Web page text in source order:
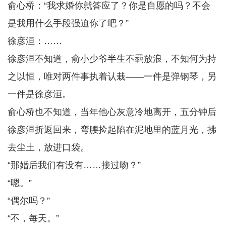
俞心桥：“我求婚你就答应了？你是自愿的吗？不会
是我用什么手段强迫你了吧？”
徐彦洹：……
徐彦洹不知道，俞小少爷半生不羁放浪，不知何为持
之以恒，唯对两件事执着认栽——一件是弹钢琴，另
一件是徐彦洹。
俞心桥也不知道，当年他心灰意冷地离开，五分钟后
徐彦洹折返回来，弯腰捡起陷在泥地里的蓝月光，拂
去尘土，放进口袋。
“那婚后我们有没有……接过吻？”
“嗯。”
“偶尔吗？”
“不，每天。”